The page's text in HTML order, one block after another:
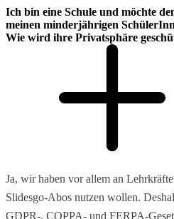
Ich bin eine Schule und möchte
meinen minderjährigen
Wie wird ihre Privatsphäre
Ja, wir haben vor allem an
Slidesgo-Abos nutzen wollen.
GDPR-, COPPA- und FERPA-